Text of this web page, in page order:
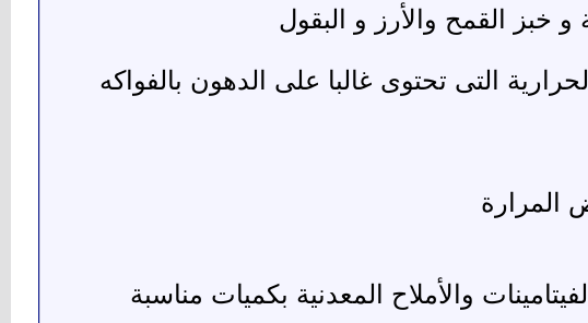
التى تحتوى غالبا على الدهون بالفواكه